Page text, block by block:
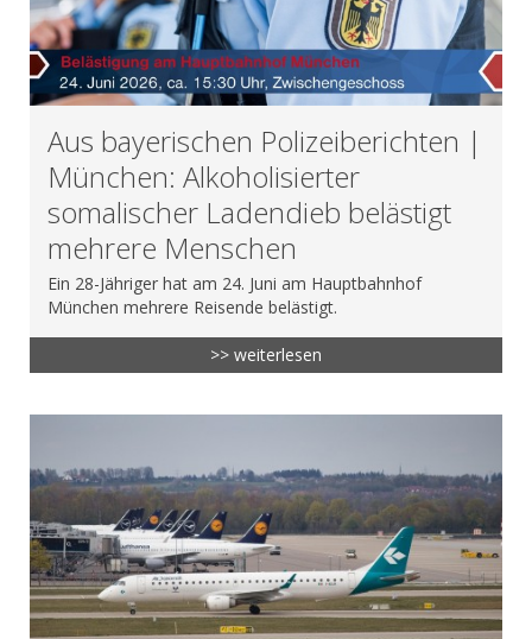
Aus bayerischen Polizeiberichten |
München: Alkoholisierter
somalischer Ladendieb belästigt
mehrere Menschen
Ein 28-Jähriger hat am 24. Juni am Hauptbahnhof
München mehrere Reisende belästigt.
>> weiterlesen